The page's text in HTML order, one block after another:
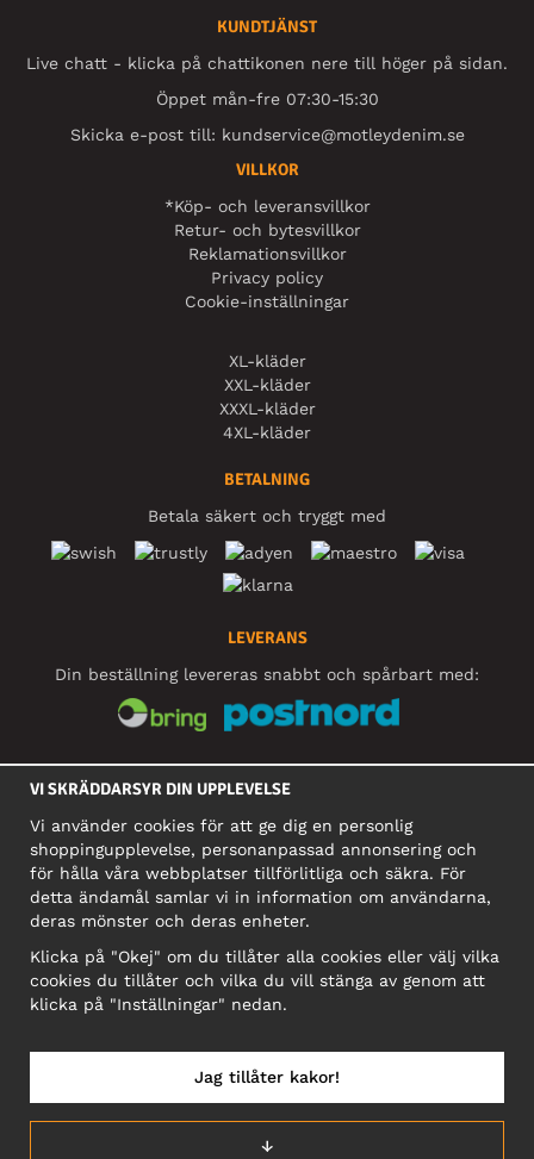
KUNDTJÄNST
Live chatt - klicka på chattikonen nere till höger på sidan.
Öppet mån-fre 07:30-15:30
Skicka e-post till: kundservice@motleydenim.se
VILLKOR
*Köp- och leveransvillkor
Retur- och bytesvillkor
Reklamationsvillkor
Privacy policy
Cookie-inställningar
XL-kläder
XXL-kläder
XXXL-kläder
4XL-kläder
BETALNING
Betala säkert och tryggt med
LEVERANS
Din beställning levereras snabbt och spårbart med:
SOCIALA MEDIER
FÖRETAG
Motley Denim Europe OÜ
Narva mnt 5, EE-10117 Tallinn
Org: 12356245, Momsnummer: SE502090048501
OBS! Skicka inte varureturer till denna adress!
SVERIGE/SVENSKA
VI SKRÄDDARSYR DIN UPPLEVELSE
Vi använder cookies för att ge dig en personlig
shoppingupplevelse, personanpassad annonsering och
för hålla våra webbplatser tillförlitliga och säkra. För
detta ändamål samlar vi in information om användarna,
deras mönster och deras enheter.
Klicka på "Okej" om du tillåter alla cookies eller välj vilka
cookies du tillåter och vilka du vill stänga av genom att
klicka på "Inställningar" nedan.
↓
Jag tillåter kakor!